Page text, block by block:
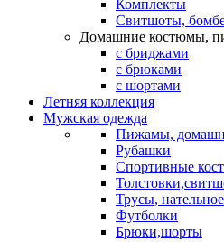
Комплекты
Свитшоты,
Домашние костюмы,
с бриджами
с брюками
с шортами
Летняя коллекция
Мужская одежда
Пижамы,
Рубашки
Спортивные
Трусы,
Футболки
Брюки,шорты